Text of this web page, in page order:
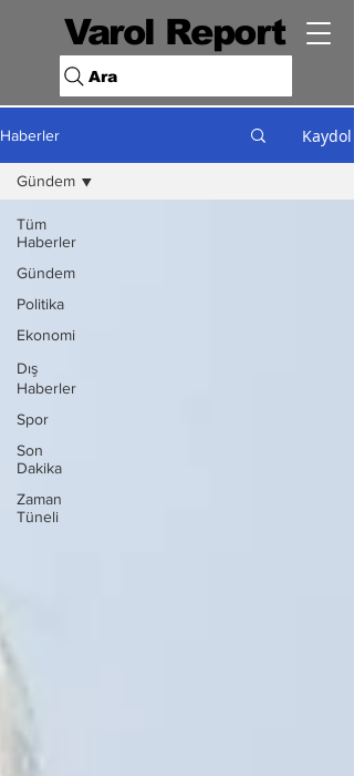
Varol Report
Ara
Haberler Kaydol
Tüm
Haberler
Gündem
Politika
Ekonomi
Dış
Haberler
Spor
Son
Dakika
Zaman
Tüneli
Gündem